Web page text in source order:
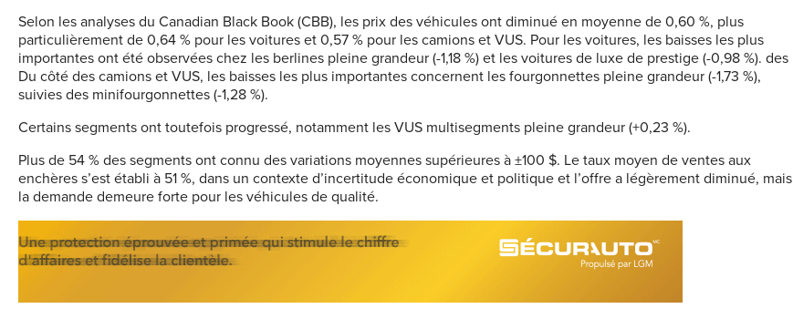
Selon les analyses du Canadian Black Book (CBB), les prix des véhicules ont diminué en moyenne de 0,60 %, plus
particulièrement de 0,64 % pour les voitures et 0,57 % pour les camions et VUS. Pour les voitures, les baisses les plus
importantes ont été observées chez les berlines pleine grandeur (-1,18 %) et les voitures de luxe de prestige (-0,98 %). des
Du côté des camions et VUS, les baisses les plus importantes concernent les fourgonnettes pleine grandeur (-1,73 %),
suivies des minifourgonnettes (-1,28 %).
Certains segments ont toutefois progressé, notamment les VUS multisegments pleine grandeur (+0,23 %).
Plus de 54 % des segments ont connu des variations moyennes supérieures à ±100 $. Le taux moyen de ventes aux
enchères s’est établi à 51 %, dans un contexte d’incertitude économique et politique et l’offre a légèrement diminué, mais
la demande demeure forte pour les véhicules de qualité.